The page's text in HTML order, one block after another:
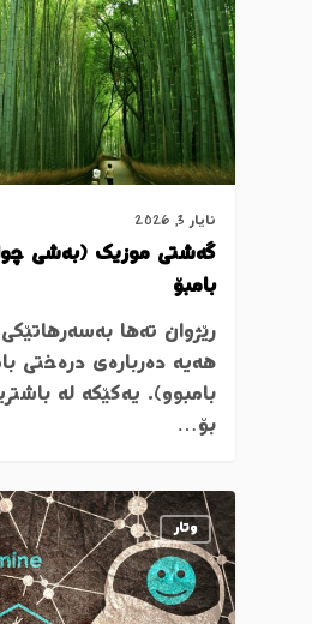
ئایار 3, 2026
گەشتی موزیک (بەشی
بامبۆ
رێژوان تەها
هەیە دەربارەی درەختی
بامبوو). یەکێکە لە
بۆ…
وتار